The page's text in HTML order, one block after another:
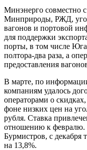
Минэнерго совместно
Минприроды, РЖД,
вагонов и портовой
для поддержки
порты, в том числе
полтора-два раза, а
предоставления
В марте, по
компаниям удалось
операторами о
фоне низких цен на
рубля. Ставка
отношению к февралю.
Бурмистров, с
на 13,8%.